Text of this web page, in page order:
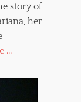
story of
her
...